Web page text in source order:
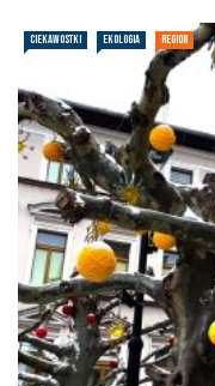
CIEKAWOSTKI EKOLOGIA REGION